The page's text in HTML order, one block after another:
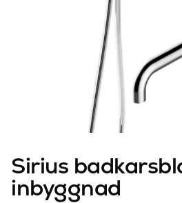
Sirius
inbyggnad